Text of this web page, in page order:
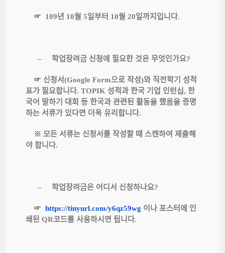
☞ 109년 10월 5일부터 10월 20일까지입니다.
– 학업장려금 신청에 필요한 것은 무엇인가요?
☞ 신청서(Google Form으로 작성)와 직전학기 성적
표가 필요합니다. TOPIK 성적과 한국 기업 인턴십,한
국어 말하기 대회 등 한국과 관련된 활동을 했음을 증명
하는 서류가 있다면 더욱 유리합니다.
※ 모든 서류는 신청서를 작성할 때 스캔하여 제출해
야 합니다.
– 학업장려금은 어디서 신청하나요?
☞ https://tinyurl.com/y6qz59wg 이나 포스터에 인
쇄된 QR코드를 사용하시면 됩니다.